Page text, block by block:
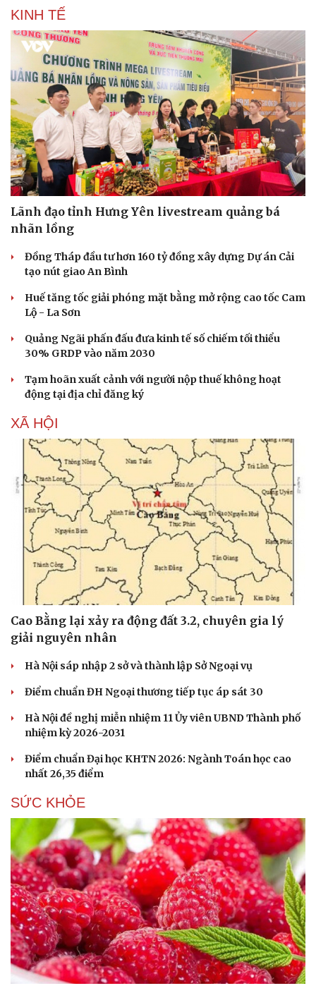
Du lịch
Tư vấn
Săn Tour
check-in
Podcast
Câu chuyện thời sự
Đọc truyện đêm khuya
Cửa sổ tình yêu
Kể chuyện cho bé
KINH TẾ
Lãnh đạo tỉnh Hưng Yên livestream quảng bá
nhãn lồng
Đồng Tháp đầu tư hơn 160 tỷ đồng xây dựng Dự án Cải
tạo nút giao An Bình
Huế tăng tốc giải phóng mặt bằng mở rộng cao tốc Cam
Lộ - La Sơn
Quảng Ngãi phấn đấu đưa kinh tế số chiếm tối thiểu
30% GRDP vào năm 2030
Tạm hoãn xuất cảnh với người nộp thuế không hoạt
động tại địa chỉ đăng ký
XÃ HỘI
Cao Bằng lại xảy ra động đất 3.2, chuyên gia lý
giải nguyên nhân
Hà Nội sáp nhập 2 sở và thành lập Sở Ngoại vụ
Điểm chuẩn ĐH Ngoại thương tiếp tục áp sát 30
Hà Nội đề nghị miễn nhiệm 11 Ủy viên UBND Thành phố
nhiệm kỳ 2026-2031
Điểm chuẩn Đại học KHTN 2026: Ngành Toán học cao
nhất 26,35 điểm
SỨC KHỎE